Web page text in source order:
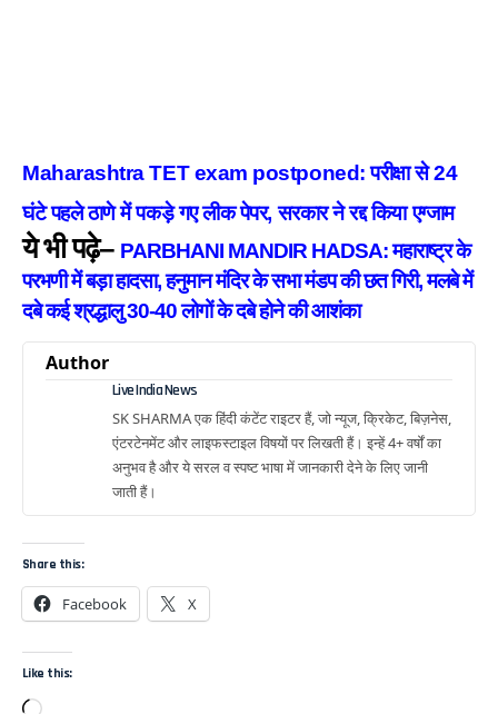
Maharashtra TET exam postponed: परीक्षा से 24
घंटे पहले ठाणे में पकड़े गए लीक पेपर, सरकार ने रद्द किया एग्जाम
ये भी पढ़े– PARBHANI MANDIR HADSA: महाराष्ट्र के
परभणी में बड़ा हादसा, हनुमान मंदिर के सभा मंडप की छत गिरी, मलबे में
दबे कई श्रद्धालु 30-40 लोगों के दबे होने की आशंका
Author
Live India News
SK SHARMA एक हिंदी कंटेंट राइटर हैं, जो न्यूज, क्रिकेट, बिज़नेस,
एंटरटेनमेंट और लाइफस्टाइल विषयों पर लिखती हैं। इन्हें 4+ वर्षों का
अनुभव है और ये सरल व स्पष्ट भाषा में जानकारी देने के लिए जानी
जाती हैं।
Share this:
Facebook X
Like this: